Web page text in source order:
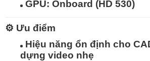
GPU: Onboard (HD 530)
⚙️ Ưu điểm
Hiệu năng ổn định cho
dựng video nhẹ